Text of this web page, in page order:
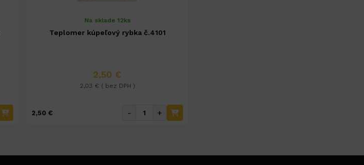
Na sklade 12ks
Teplomer kúpeľový rybka č.4101
2,50 €
2,03 € ( bez DPH )
2,50 € - +